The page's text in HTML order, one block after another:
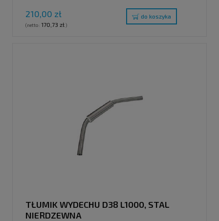
210,00 zł
(netto: 170,73 zł)
do koszyka
TŁUMIK WYDECHU D38 L1000, STAL
NIERDZEWNA